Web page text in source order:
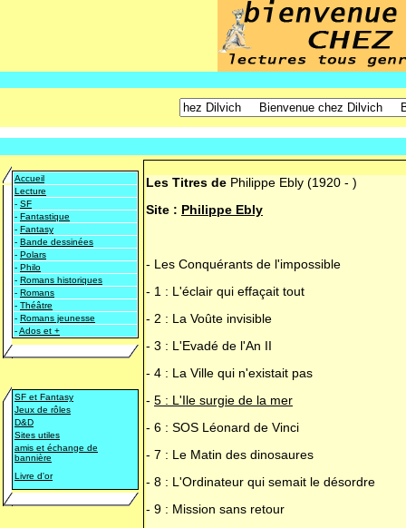
Accueil
Lecture
- SF
- Fantastique
- Fantasy
- Bande dessinées
- Polars
- Philo
- Romans historiques
- Romans
- Théâtre
- Romans jeunesse
-Ados et +
SF et Fantasy
Jeux de rôles
D&D
Sites utiles
amis et échange de
bannière
Livre d'or
Les Titres de Philippe Ebly (1920 - )
Site : Philippe Ebly
- Les Conquérants de l'impossible
- 1 : L'éclair qui effaçait tout
- 2 : La Voûte invisible
- 3 : L'Evadé de l'An II
- 4 : La Ville qui n'existait pas
- 5 : L'Ile surgie de la mer
- 6 : SOS Léonard de Vinci
- 7 : Le Matin des dinosaures
- 8 : L'Ordinateur qui semait le désordre
- 9 : Mission sans retour